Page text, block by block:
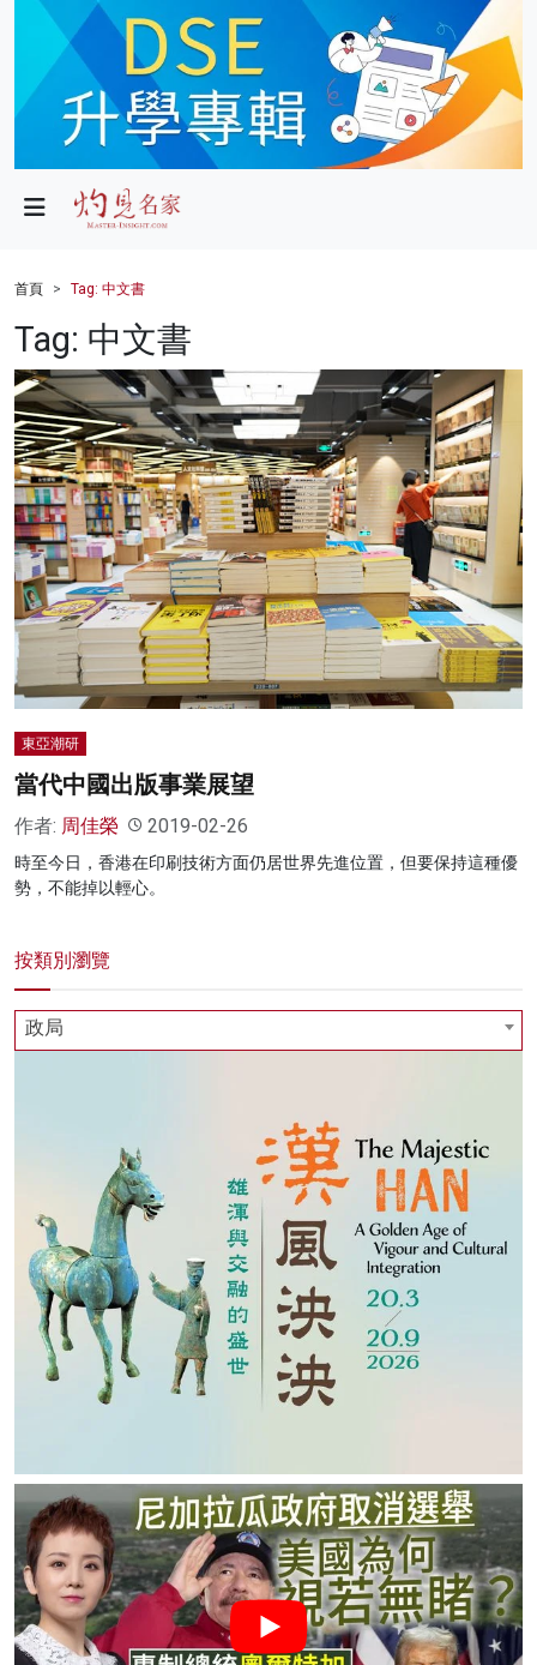
政局
財經
健康
商業
科技
影片
名家榜
灼見活動
關於我們
首頁 Tag: 中文書
Tag: 中文書
東亞潮研
當代中國出版事業展望
作者: 周佳榮 2019-02-26
時至今日，香港在印刷技術方面仍居世界先進位置，但要保持這種優
勢，不能掉以輕心。
按類別瀏覽
政局